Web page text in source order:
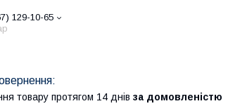
129-10-65
товару протягом 14 днів за домовленістю